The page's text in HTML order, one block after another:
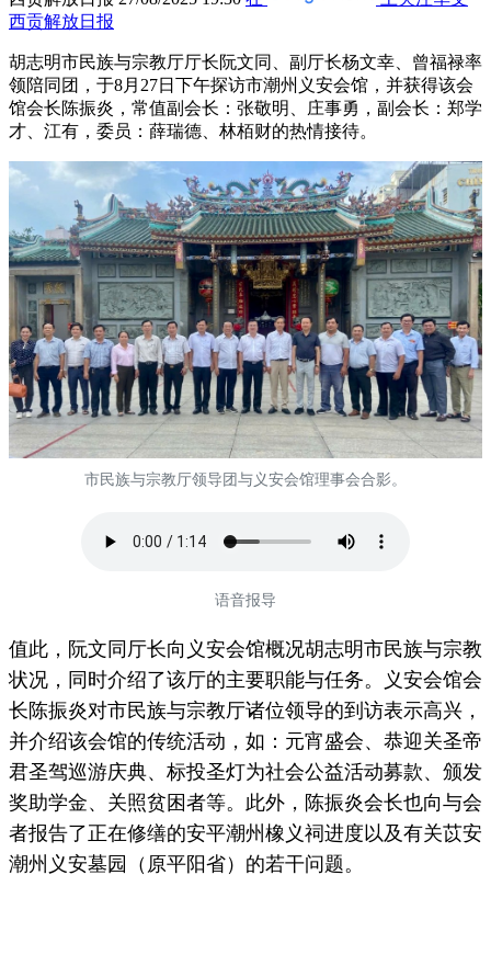
西贡解放日报
胡志明市民族与宗教厅厅长阮文同、副厅长杨文幸、曾福禄率
领陪同团，于8月27日下午探访市潮州义安会馆，并获得该会
馆会长陈振炎，常值副会长：张敬明、庄事勇，副会长：郑学
才、江有，委员：薛瑞德、林栢财的热情接待。
市民族与宗教厅领导团与义安会馆理事会合影。
语音报导
值此，阮文同厅长向义安会馆概况胡志明市民族与宗教
状况，同时介绍了该厅的主要职能与任务。义安会馆会
长陈振炎对市民族与宗教厅诸位领导的到访表示高兴，
并介绍该会馆的传统活动，如：元宵盛会、恭迎关圣帝
君圣驾巡游庆典、标投圣灯为社会公益活动募款、颁发
奖助学金、关照贫困者等。此外，陈振炎会长也向与会
者报告了正在修缮的安平潮州橡义祠进度以及有关苡安
潮州义安墓园（原平阳省）的若干问题。